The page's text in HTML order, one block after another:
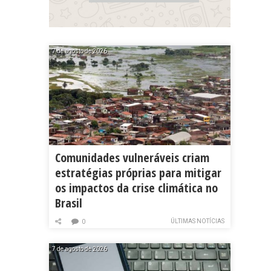
7 de agosto de 2026
Comunidades vulneráveis criam
estratégias próprias para mitigar
os impactos da crise climática no
Brasil
ÚLTIMAS NOTÍCIAS
0
7 de agosto de 2026